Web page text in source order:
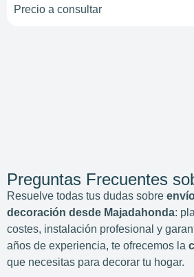
Precio a consultar
Preguntas Frecuentes
Resuelve todas tus dudas sobre
decoración desde Majadahonda:
costes, instalación profesional y
años de experiencia, te ofrecemos la
que necesitas para decorar tu hogar.